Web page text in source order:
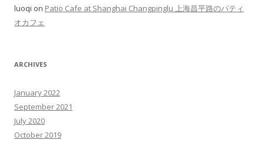
luoqi on Patio Cafe at Shanghai Changpinglu 上海昌平路のパティ
オカフェ
ARCHIVES
January 2022
September 2021
July 2020
October 2019